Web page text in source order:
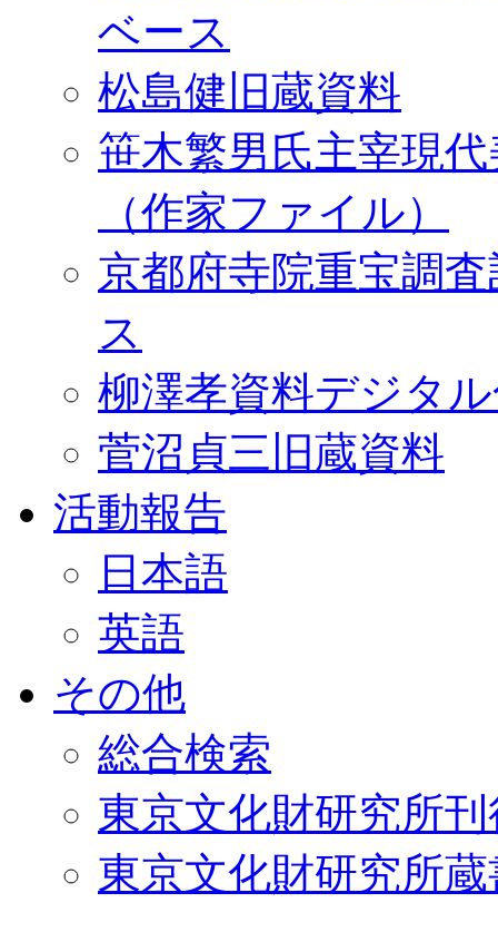
ベース
松島健旧蔵資料
笹木繁男氏主宰現
（作家ファイル）
京都府寺院重宝調
ス
柳澤孝資料デジタ
菅沼貞三旧蔵資料
活動報告
日本語
英語
その他
総合検索
東京文化財研究所
東京文化財研究所